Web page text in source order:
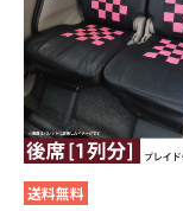
送料無料